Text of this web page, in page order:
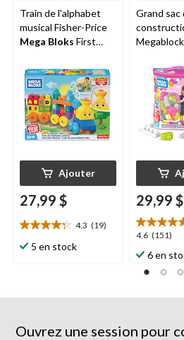
Train de l'alphabet
musical Fisher-Price
Mega Bloks First
et plus
Ajouter
27,99 $
4.3 (19)
4.3
étoile(s)
évaluations
5 en stock
Grand sac
Builders,
et plus
29,99 $
4.6 (151)
4.6
étoile(s)
sur
5.
6 en
Ouvrez une session pour